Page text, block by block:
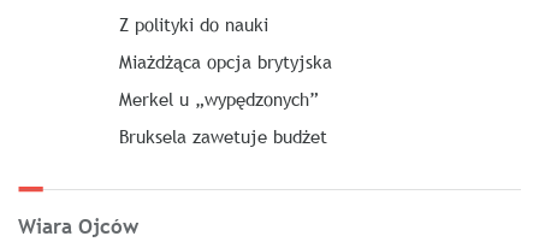
Z polityki do nauki
Miażdżąca opcja brytyjska
Merkel u „wypędzonych”
Bruksela zawetuje budżet
Wiara Ojców